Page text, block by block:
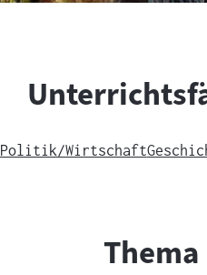
Politik/Wirtschaft
Thema